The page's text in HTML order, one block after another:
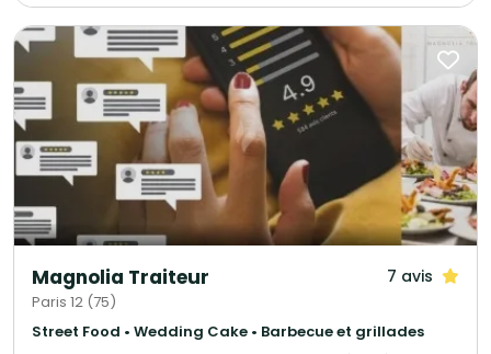
Notre cuisine authentique vous régalera et surprendra les plus fin
gourmet. N'hésitez pas à faire appel à nos services ! Spécialistes de
demandes de dernières minutes, nous saurons assurer votre événement
tel que : anniversaire surprise, deuil, fête de naissance et autres.
Magnolia Traiteur 7 avis
Paris 12 (75)
Street Food • Wedding Cake • Barbecue et grillades